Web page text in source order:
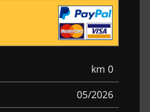
km 0
05/2026